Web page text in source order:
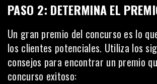
PASO 2: DETERMINA EL
Un gran premio del concurso es lo
los clientes potenciales. Utiliza los
consejos para encontrar un premio
concurso exitoso: